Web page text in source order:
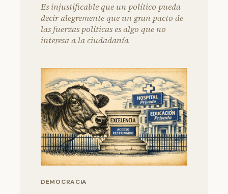
Es injustificable que un político pueda
decir alegremente que un gran pacto de
las fuerzas políticas es algo que no
interesa a la ciudadanía
DEMOCRACIA